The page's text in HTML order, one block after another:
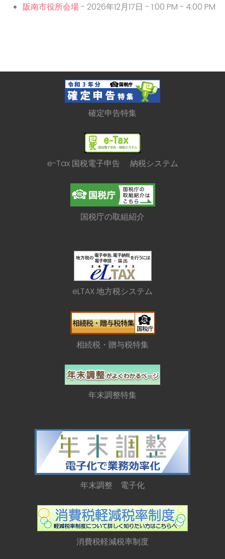
阪南市役所会場- 2026年12月17日 - 1:00 PM - 4:00 PM
確定申告特集
e-Tax 国税電子申告 納税システム
国税庁の取組紹介
eLTAX 地方税システム
相続税・贈与税特集
年末調整特集
年末調整 電子化
消費税軽減税率制度